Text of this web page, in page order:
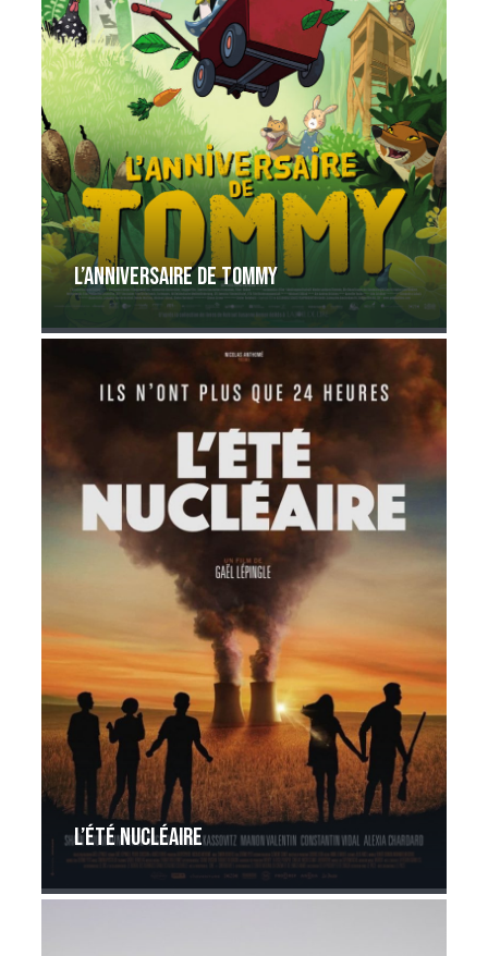
L’anniversaire de Tommy
L’été nucléaire